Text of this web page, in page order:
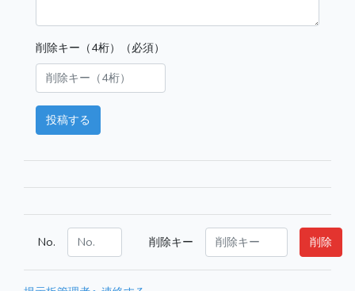
削除キー（4桁）（必須）
投稿する
No. 削除キー 削除